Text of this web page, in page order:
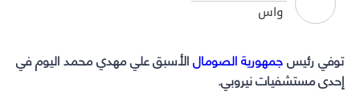
واس
توفي رئيسجمهورية الصومالالأسبق علي مهدي محمد اليوم في
إحدى مستشفيات نيروبي.
(Opens
(Opens
(Opens
(Opens